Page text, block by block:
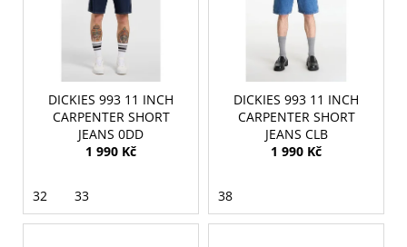
DICKIES 993 11 INCH
CARPENTER SHORT
JEANS 0DD
1 990 Kč
32 33
DICKIES 993 11 INCH
CARPENTER SHORT
JEANS CLB
1 990 Kč
38
HLEDAT
u
č